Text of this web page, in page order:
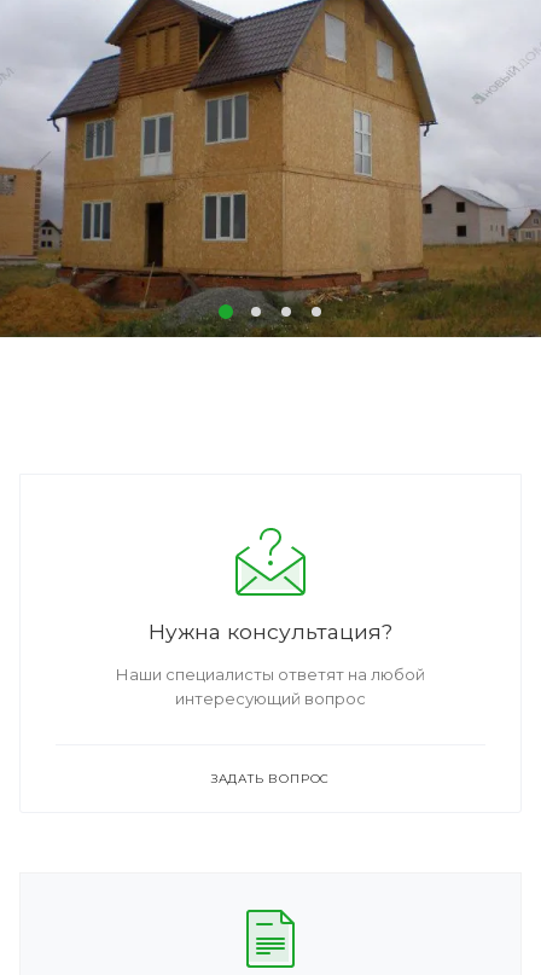
Нужна консультация?
Наши специалисты ответят на любой
интересующий вопрос
ЗАДАТЬ ВОПРОС